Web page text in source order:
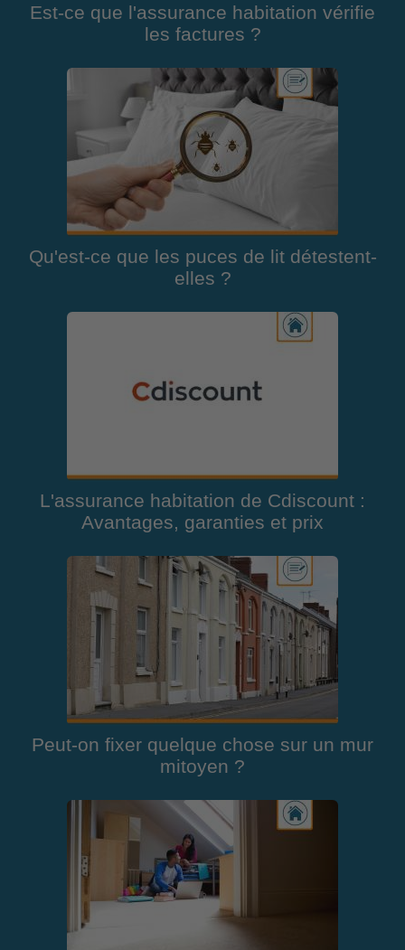
Est-ce que l'assurance habitation vérifie
les factures ?
Qu'est-ce que les puces de lit détestent-
elles ?
L'assurance habitation de Cdiscount :
Avantages, garanties et prix
Peut-on fixer quelque chose sur un mur
mitoyen ?